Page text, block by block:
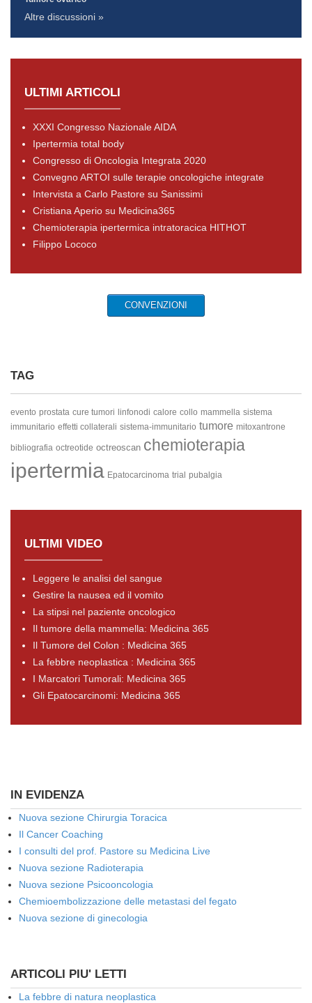
Altre discussioni »
ULTIMI ARTICOLI
XXXI Congresso Nazionale AIDA
Ipertermia total body
Congresso di Oncologia Integrata 2020
Convegno ARTOI sulle terapie oncologiche integrate
Intervista a Carlo Pastore su Sanissimi
Cristiana Aperio su Medicina365
Chemioterapia ipertermica intratoracica HITHOT
Filippo Lococo
CONVENZIONI
TAG
evento prostata cure tumori linfonodi calore collo mammella sistema
immunitario effetti collaterali sistema-immunitario tumore mitoxantrone
bibliografia octreotide octreoscan chemioterapia
ipertermia Epatocarcinoma trial pubalgia
ULTIMI VIDEO
Leggere le analisi del sangue
Gestire la nausea ed il vomito
La stipsi nel paziente oncologico
Il tumore della mammella: Medicina 365
Il Tumore del Colon : Medicina 365
La febbre neoplastica : Medicina 365
I Marcatori Tumorali: Medicina 365
Gli Epatocarcinomi: Medicina 365
IN EVIDENZA
Nuova sezione Chirurgia Toracica
Il Cancer Coaching
I consulti del prof. Pastore su Medicina Live
Nuova sezione Radioterapia
Nuova sezione Psicooncologia
Chemioembolizzazione delle metastasi del fegato
Nuova sezione di ginecologia
ARTICOLI PIU' LETTI
La febbre di natura neoplastica